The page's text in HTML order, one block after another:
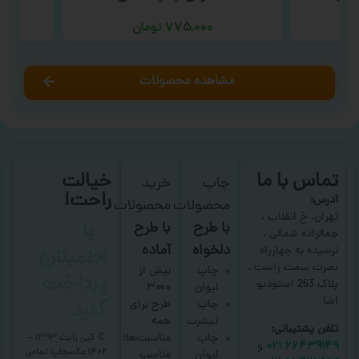
۷۷۵,۰۰۰تومان
مشاهده محصولات
تماس با ما
آدرس:
تهران، خ انقلاب ،
جمالزاده شمالی ،
نرسیده به چهارراه
نصرت سمت راست ،
پلاک 263 استودیو
اشا
تلفن پشتیبانی:
۶۶۴۳۹۱۴۹ ۰۲۱
و
چاپ
محصولات
با طرح
دلخواه
چاپ
لیوان
چاپ
تیشرت
چاپ
لیوان
خرید
محصولات
با طرح
آماده
بیش از
۳۰۰۰
طرح برای
همه
مناسبت‌ها؛
مناسب
خیالت
راحت!
۱۴۰۲ عکسچاپ
تمامی